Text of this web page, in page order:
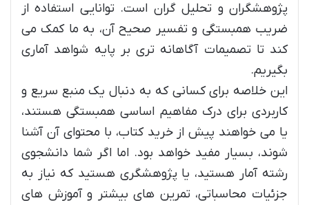
پژوهشگران و تحلیل گران است. توانایی استفاده از
ضریب همبستگی و تفسیر صحیح آن، به ما کمک می
کند تا تصمیمات آگاهانه تری بر پایه شواهد آماری
بگیریم.
این خلاصه برای کسانی که به دنبال یک منبع سریع و
کاربردی برای درک مفاهیم اساسی همبستگی هستند،
یا می خواهند پیش از خرید کتاب، با محتوای آن آشنا
شوند، بسیار مفید خواهد بود. اما اگر شما دانشجوی
رشته آمار هستید، یا پژوهشگری هستید که نیاز به
جزئیات محاسباتی، تمرین های بیشتر و آموزش های